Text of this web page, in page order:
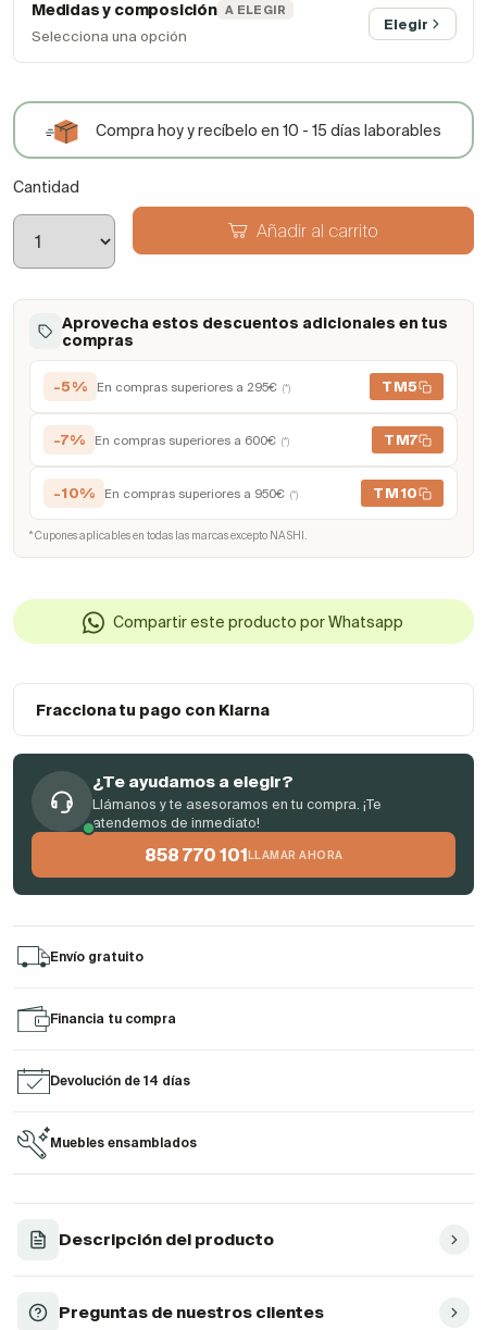
Medidas y composición A ELEGIR
Selecciona una opción
Elegir
Compra hoy y recíbelo en 10 - 15 días laborables
Cantidad
Añadir al carrito
Aprovecha estos descuentos adicionales en tus
compras
-5% En compras superiores a 295€ (*) TM5
-7% En compras superiores a 600€ (*) TM7
-10% En compras superiores a 950€ (*) TM10
* Cupones aplicables en todas las marcas excepto NASHI.
Compartir este producto por Whatsapp
Fracciona tu pago con Klarna
¿Te ayudamos a elegir?
Llámanos y te asesoramos en tu compra. ¡Te
atendemos de inmediato!
858 770 101 LLAMAR AHORA
Envío gratuito
Financia tu compra
Devolución de 14 días
Muebles ensamblados
Descripción del producto
Preguntas de nuestros clientes